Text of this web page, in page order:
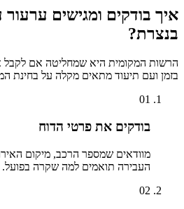
איך בודקים ומגישים ערעור
בנצרת?
הרשות המקומית היא שמחליטה אם לקבל
בזמן ועם תיעוד מתאים מקלה על בחינת
01
בודקים את פרטי הדוח
מוודאים שמספר הרכב, מיקום
העבירה תואמים למה שקרה בפועל.
02